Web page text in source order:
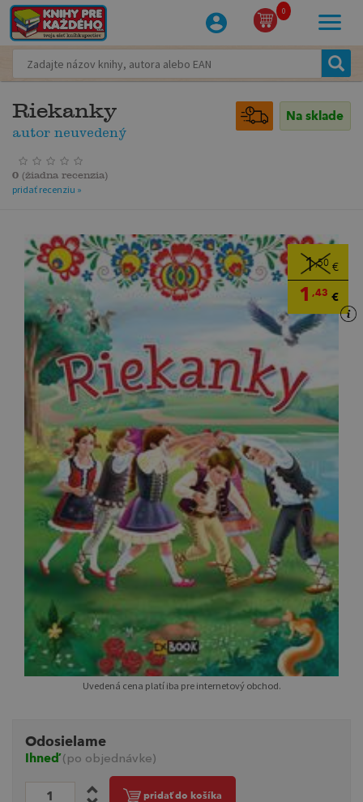
0
Riekanky
autor neuvedený
Na sklade
0 (žiadna recenzia)
pridať recenziu »
1,50 €
1,43 €
Uvedená cena platí iba pre internetový obchod.
Odosielame
Ihneď(po objednávke)
pridať do košíka